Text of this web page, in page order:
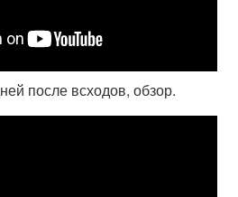
после всходов, обзор.